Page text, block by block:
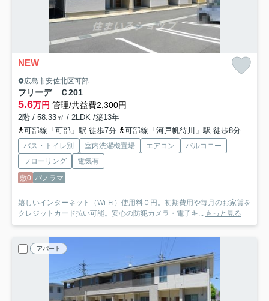
NEW
広島市安佐北区可部
フリーデ Ｃ201
5.6万円 管理/共益費2,300円
2階 / 58.33㎡ / 2LDK /築13年
可部線「可部」駅 徒歩7分
可部線「河戸帆待川」駅 徒歩8分
バス・トイレ別 室内洗濯機置場 エアコン
バルコニー
フローリング
電気有
敷0 パノラマ
嬉しいインターネット（Wi-Fi）使用料０円。初期費用や毎月のお家賃を
クレジットカード払い可能。安心の防犯カメラ・電子キ... もっと見る
アパート